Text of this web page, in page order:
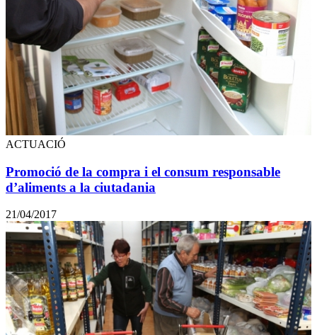
ACTUACIÓ
Promoció de la compra i el consum responsable
d’aliments a la ciutadania
21/04/2017